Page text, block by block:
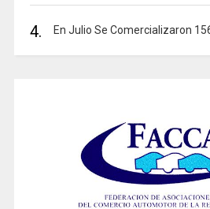
4. En Julio Se Comercializaron